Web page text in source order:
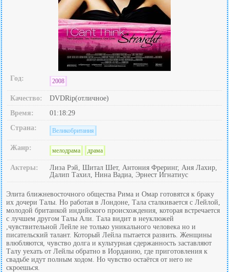
Год: 2008
Качество:
DVDRip(отличное)
Время:
01:18:29
Страна:
Великобритания
Жанр: мелодрама драма
Актеры:
Лиза Рэй, Шитал Шет, Антония Фреринг, Аня Лахир,
Далип Тахил, Нина Вадиа, Эрнест Игнатиус
Элита ближневосточного общества Рима и Омар готовятся к браку
их дочери Талы. Но работая в Лондоне, Тала сталкивается с Лейлой,
молодой британкой индийского происхождения, которая встречается
с лучшем другом Талы Али. Тала видит в неуклюжей
,чувствительной Лейле не только уникального человека но и
писательский талант. Который Лейла пытается развить. Женщины
влюбляются, чувство долга и культурная сдержанность заставляют
Талу уехать от Лейлы обратно в Иорданию, где приготовления к
свадьбе идут полным ходом. Но чувство остаётся от него не
скроешься.